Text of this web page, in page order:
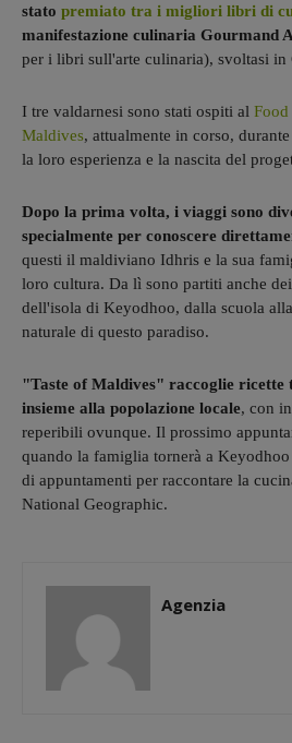
stato premiato tra i migliori libri di
manifestazione culinaria Gourmand
per i libri sull'arte culinaria), svoltasi in
I tre valdarnesi sono stati ospiti al
Maldives, attualmente in corso,
la loro esperienza e la nascita del
Dopo la prima volta, i viaggi sono
specialmente per conoscere
questi il maldiviano Idhris e la sua
loro cultura. Da lì sono partiti anche
dell'isola di Keyodhoo, dalla scuola
naturale di questo paradiso.
"Taste of Maldives" raccoglie ricette
insieme alla popolazione locale, con
reperibili ovunque. Il prossimo
quando la famiglia tornerà a Keyodhoo
di appuntamenti per raccontare la
National Geographic.
Agenzia